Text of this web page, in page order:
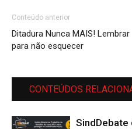
Conteúdo anterior
Ditadura Nunca MAIS! Lembrar
para não esquecer
CONTEÚDOS
SindDebate